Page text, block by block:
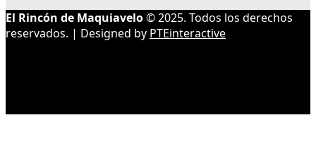
El Rincón de Maquiavelo© 2025. Todos los derechos
reservados. | Designed by PTEinteractive